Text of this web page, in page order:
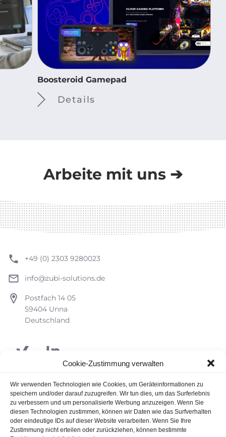
Cookie-Zustimmung verwalten
Wir verwenden Technologien wie Cookies, um Geräteinformationen zu
speichern und/oder darauf zuzugreifen. Wir tun dies, um das Surferlebnis
zu verbessern und um personalisierte Werbung anzuzeigen. Wenn Sie
diesen Technologien zustimmen, können wir Daten wie das Surfverhalten
oder eindeutige IDs auf dieser Website verarbeiten. Wenn Sie Ihre
Zustimmung nicht erteilen oder zurückziehen, können bestimmte
Boosteroid Gamepad
Details
Arbeite mit uns ➔
+49 (0) 2303 9280023
info@zubi-solutions.de
Postfach 14 05
59404 Unna
Deutschland
Datenschutzerklärung
Impressum